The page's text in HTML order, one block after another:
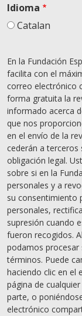
Idioma
Catalan
En la Fundación
facilita con el
correo electrónico
forma gratuita la
informado acerca
que nos
en el envío de la
cederán a terceros
obligación legal.
sobre si en la
personales y a
su consentimiento
personales,
supresión cuando
fueron recogidos.
podamos
términos. Puede
haciendo clic en el
página de
parte, o
electrónico